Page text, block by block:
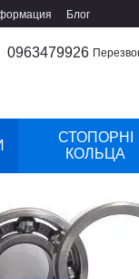
Блог
0963479926
СТОПОРНІ
КОЛЬЦА